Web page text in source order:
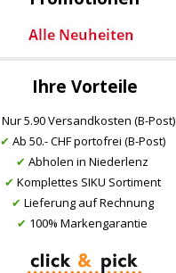
Ihre Vorteile
Nur 5.90 Versandkosten (B-Post)
✔ Ab 50.- CHF portofrei (B-Post)
✔ Abholen in Niederlenz
✔ Komplettes SIKU Sortiment
✔ Lieferung auf Rechnung
✔ 100% Markengarantie